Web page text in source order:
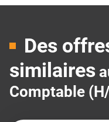
Des
similaires
Comptable